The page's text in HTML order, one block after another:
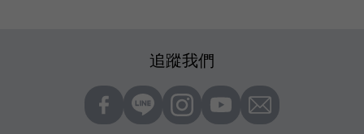
追蹤我們